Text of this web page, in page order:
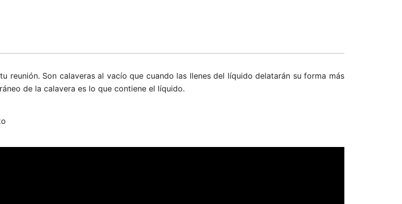
reunión. Son calaveras al vacío que cuando las llenes del líquido delatarán su forma más
de la calavera es lo que contiene el líquido.